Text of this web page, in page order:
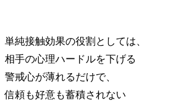
単純接触効果の役割としては、
相手の心理ハードルを下げる
警戒心が薄れるだけで、
信頼も好意も蓄積されない